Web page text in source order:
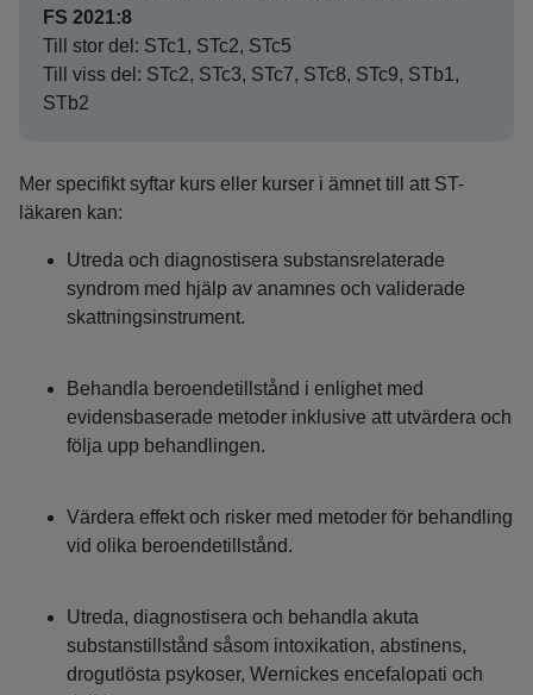
FS 2021:8
Till stor del: STc1, STc2, STc5
Till viss del: STc2, STc3, STc7, STc8, STc9, STb1,
STb2
Mer specifikt syftar kurs eller kurser i ämnet till att ST-
läkaren kan:
Utreda och diagnostisera substansrelaterade
syndrom med hjälp av anamnes och validerade
skattningsinstrument.
Behandla beroendetillstånd i enlighet med
evidensbaserade metoder inklusive att utvärdera och
följa upp behandlingen.
Värdera effekt och risker med metoder för behandling
vid olika beroendetillstånd.
Utreda, diagnostisera och behandla akuta
substanstillstånd såsom intoxikation, abstinens,
drogutlösta psykoser, Wernickes encefalopati och